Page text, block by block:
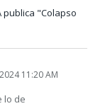
publica "Colapso
11:20 AM
lo de